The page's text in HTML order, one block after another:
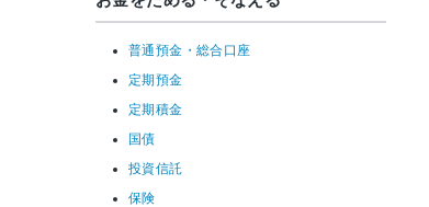
普通預金・総合口座
定期預金
定期積金
国債
投資信託
保険